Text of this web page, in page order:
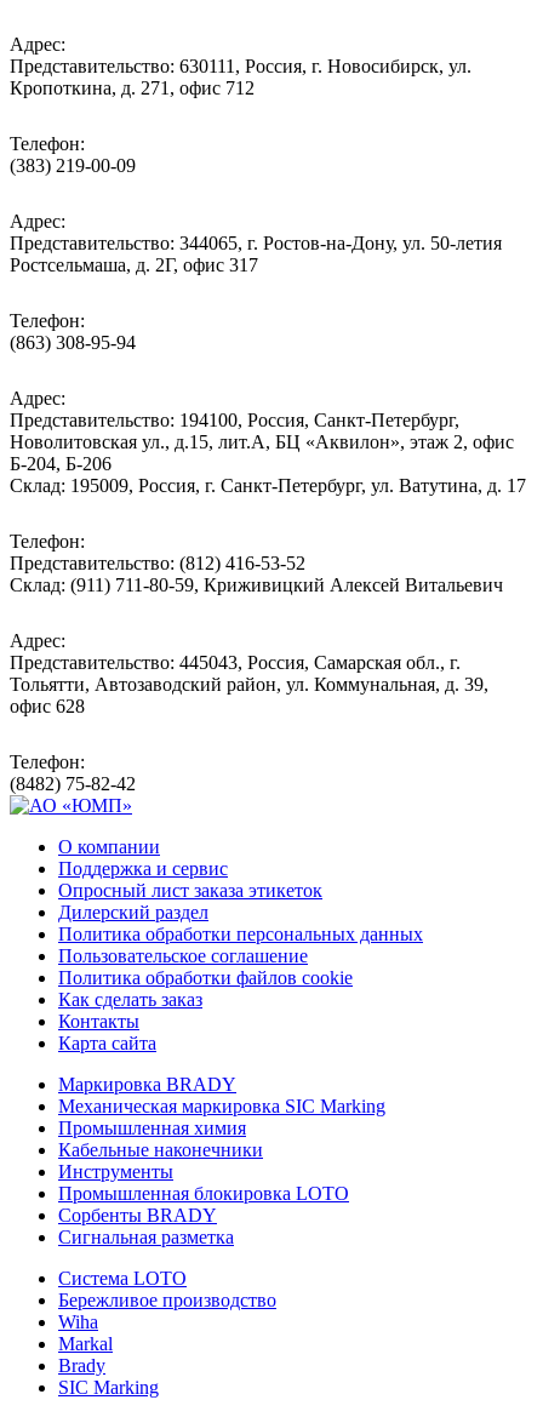
Адрес:
Представительство: 630111, Россия, г. Новосибирск, ул.
Кропоткина, д. 271, офис 712
Телефон:
(383) 219-00-09
Адрес:
Представительство: 344065, г. Ростов-на-Дону, ул. 50-летия
Ростсельмаша, д. 2Г, офис 317
Телефон:
(863) 308-95-94
Адрес:
Представительство: 194100, Россия, Санкт-Петербург,
Новолитовская ул., д.15, лит.А, БЦ «Аквилон», этаж 2, офис
Б-204, Б-206
Склад: 195009, Россия, г. Санкт-Петербург, ул. Ватутина, д. 17
Телефон:
Представительство: (812) 416-53-52
Склад: (911) 711-80-59, Криживицкий Алексей Витальевич
Адрес:
Представительство: 445043, Россия, Самарская обл., г.
Тольятти, Автозаводский район, ул. Коммунальная, д. 39,
офис 628
Телефон:
(8482) 75-82-42
О компании
Поддержка и сервис
Опросный лист заказа этикеток
Дилерский раздел
Политика обработки персональных данных
Пользовательское соглашение
Политика обработки файлов cookie
Как сделать заказ
Контакты
Карта сайта
Маркировка BRADY
Механическая маркировка SIC Marking
Промышленная химия
Кабельные наконечники
Инструменты
Промышленная блокировка LOTO
Сорбенты BRADY
Сигнальная разметка
Система LOTO
Бережливое производство
Wiha
Markal
Brady
SIC Marking